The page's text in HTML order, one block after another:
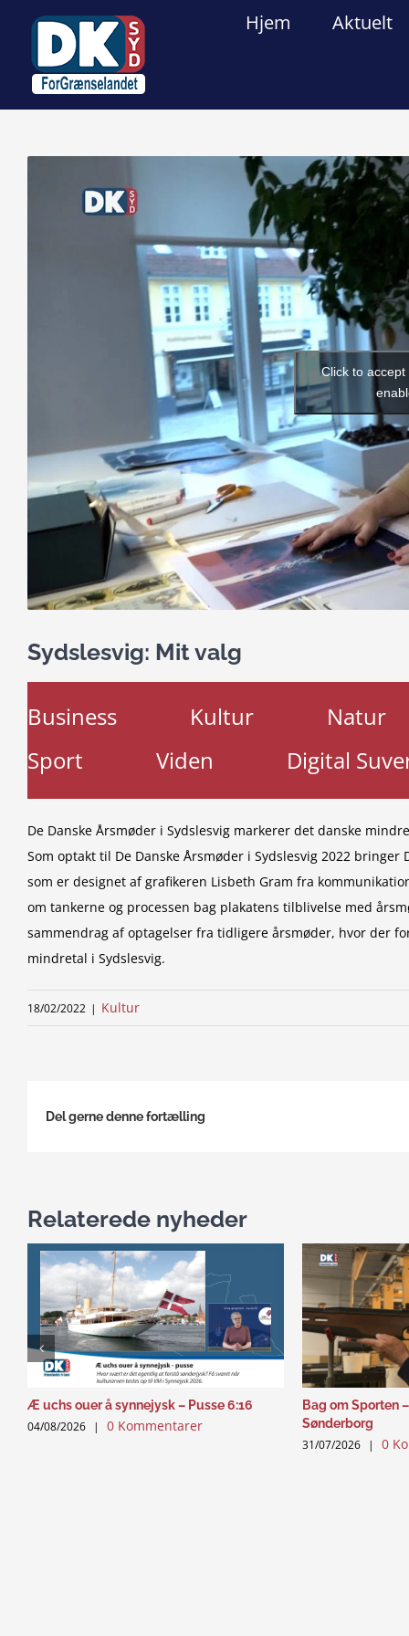
content
Hjem Aktuelt
Click to
Sydslesvig: Mit valg
Business Kultur
Natur
Sport
Viden Digital
De Danske Årsmøder i Sydslesvig markerer det danske
Som optakt til De Danske Årsmøder i Sydslesvig 2022
som er designet af grafikeren Lisbeth Gram fra
om tankerne og processen bag plakatens tilblivelse med
sammendrag af optagelser fra tidligere årsmøder, hvor der
mindretal i Sydslesvig.
18/02/2022 | Kultur
Del gerne denne fortælling
Relaterede nyheder
Æ uchs ouer å synnejysk – Pusse 6:16
04/08/2026 | 0 Kommentarer
Bag om Sporten
Sønderborg
31/07/2026 | 0